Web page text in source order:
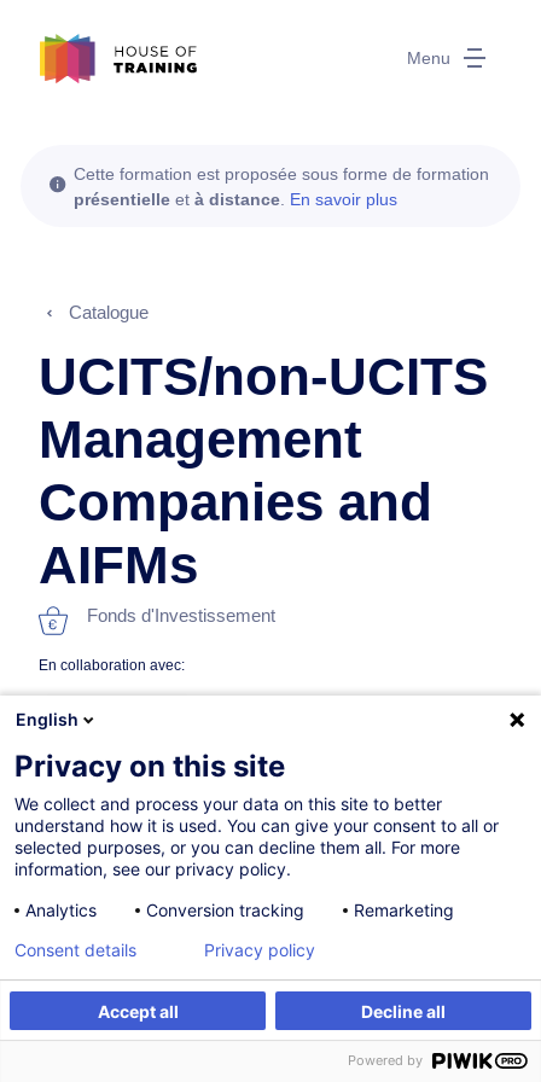
Menu
S'inscrire Formation sur mesure
Cette formation est proposée sous forme de formation
présentielle et à distance En savoir plus
Catalogue
UCITS/non-UCITS
Management
Companies and
AIFMs
Fonds d'Investissement
En collaboration avec:
30.09.2026 +1 date disponible
Formation présentielle
Formation à distance
English
Privacy on this site
We collect and process your data on this site to better
understand how it is used. You can give your consent to all or
selected purposes, or you can decline them all. For more
information, see our privacy policy.
Analytics
Conversion tracking Remarketing
Accept all Decline all
Consent details Privacy policy
Powered by